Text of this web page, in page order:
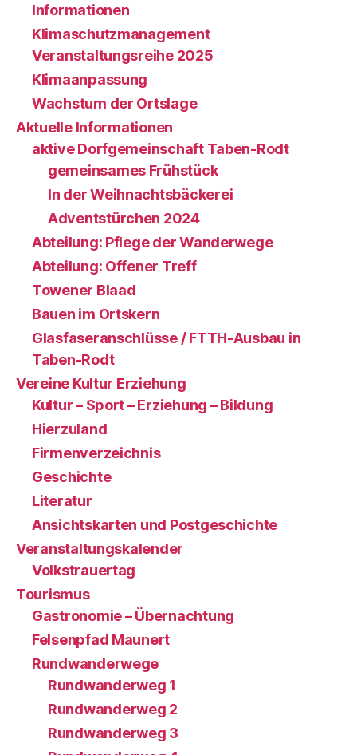
Informationen
Klimaschutzmanagement
Veranstaltungsreihe 2025
Klimaanpassung
Wachstum der Ortslage
Aktuelle Informationen
aktive Dorfgemeinschaft Taben-Rodt
gemeinsames Frühstück
In der Weihnachtsbäckerei
Adventstürchen 2024
Abteilung: Pflege der Wanderwege
Abteilung: Offener Treff
Towener Blaad
Bauen im Ortskern
Glasfaseranschlüsse / FTTH-Ausbau in
Taben-Rodt
Vereine Kultur Erziehung
Kultur – Sport – Erziehung – Bildung
Hierzuland
Firmenverzeichnis
Geschichte
Literatur
Ansichtskarten und Postgeschichte
Veranstaltungskalender
Volkstrauertag
Tourismus
Gastronomie – Übernachtung
Felsenpfad Maunert
Rundwanderwege
Rundwanderweg 1
Rundwanderweg 2
Rundwanderweg 3